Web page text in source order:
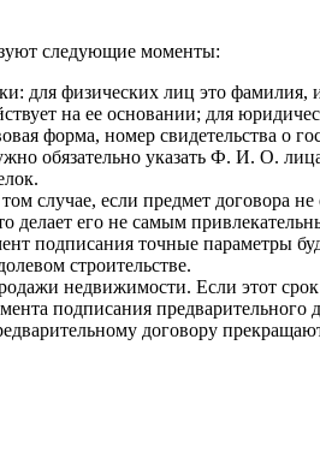
следующие моменты:
для физических лиц это фамилия,
на ее основании; для
форма, номер свидетельства о
обязательно указать Ф. И. О.
случае, если предмет договора
его не самым
подписания точные параметры
строительстве.
недвижимости. Если этот
подписания предварительного
договору